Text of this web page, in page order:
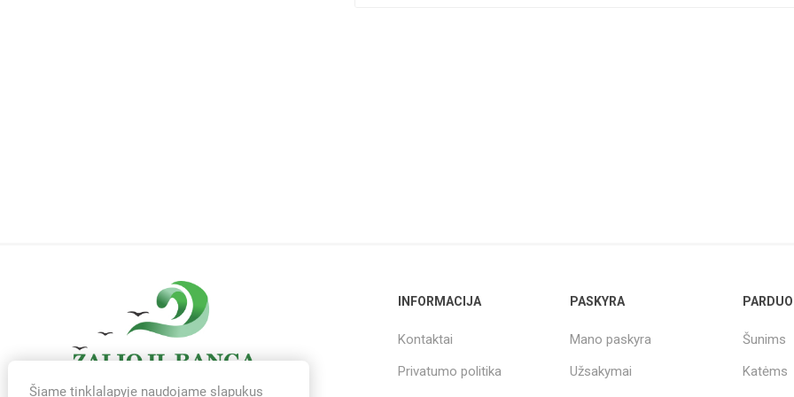
INFORMACIJA
Kontaktai
Privatumo politika
PASKYRA
Mano paskyra
Užsakymai
Šunims
Katėms
Šiame tinklalapyje naudojame slapukus